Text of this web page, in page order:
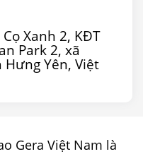
Xanh 2, KĐT
Park 2, xã
Yên, Việt
Gera Việt Nam là